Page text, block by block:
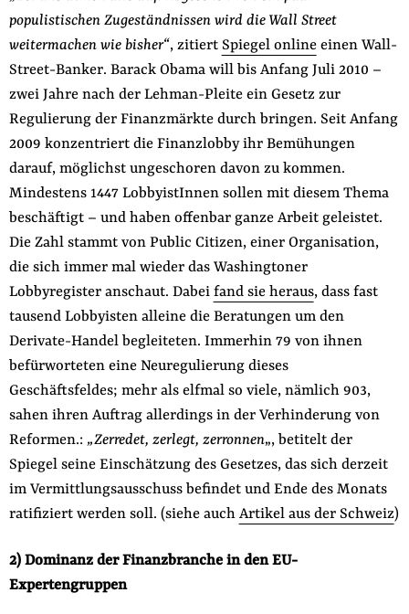
populistischen Zugeständnissen wird die Wall Street
weitermachen wie bisher“, zitiert Spiegel onlineeinen Wall-
Street-Banker. Barack Obama will bis Anfang Juli 2010 –
zwei Jahre nach der Lehman-Pleite ein Gesetz zur
Regulierung der Finanzmärkte durch bringen. Seit Anfang
2009 konzentriert die Finanzlobby ihr Bemühungen
darauf, möglichst ungeschoren davon zu kommen.
Mindestens 1447 LobbyistInnen sollen mit diesem Thema
beschäftigt – und haben offenbar ganze Arbeit geleistet.
Die Zahl stammt von Public Citizen, einer Organisation,
die sich immer mal wieder das Washingtoner
Lobbyregister anschaut. Dabei fand sie heraus, dass fast
tausend Lobbyisten alleine die Beratungen um den
Derivate-Handel begleiteten. Immerhin 79 von ihnen
befürworteten eine Neuregulierung dieses
Geschäftsfeldes; mehr als elfmal so viele, nämlich 903,
sahen ihren Auftrag allerdings in der Verhinderung von
Reformen.: „Zerredet, zerlegt, zerronnen„, betitelt der
Spiegel seine Einschätzung des Gesetzes, das sich derzeit
im Vermittlungsausschuss befindet und Ende des Monats
ratifiziert werden soll. (siehe auch Artikel aus der Schweiz)
2) Dominanz der Finanzbranche in den EU-
Expertengruppen